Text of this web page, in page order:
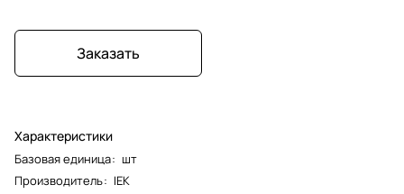
Заказать
Характеристики
Базовая единица: шт
Производитель: IEK